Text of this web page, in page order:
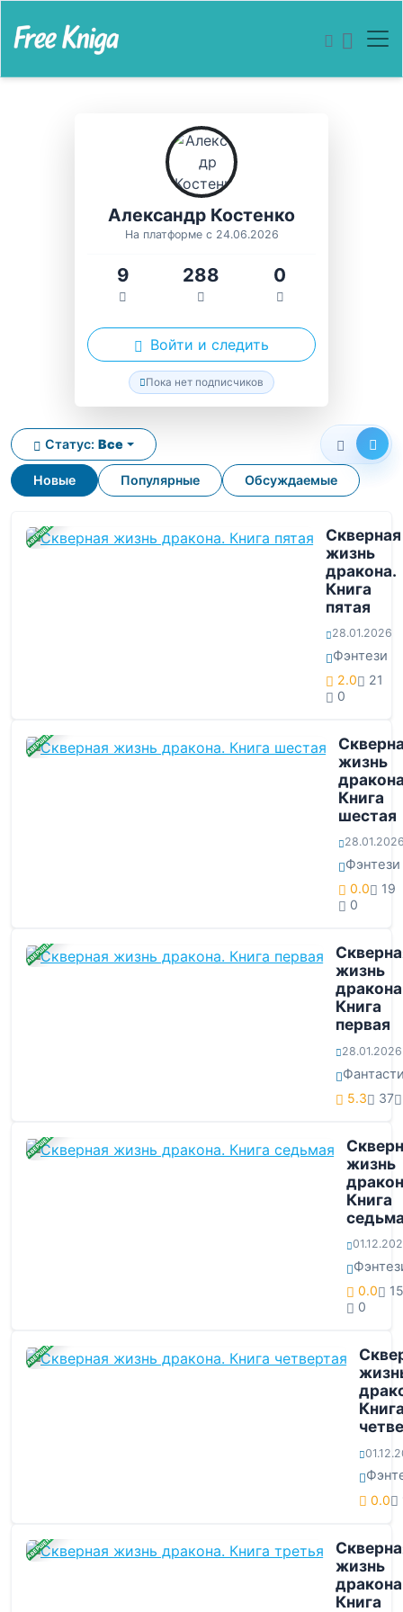
Александр Костенко
На платформе с 24.06.2026
9 288 0
Войти и следить
Пока нет подписчиков
Новые Популярные Обсуждаемые
Статус: Все
ЗАВЕРШЕНА
Скверная
жизнь
дракона.
Книга
пятая
28.01.2026
Фэнтези
2.0
21
0
ЗАВЕРШЕНА
жизнь
Книга
шестая
Фэнтези
0.0
19
0
ЗАВЕРШЕНА
жизнь
Книга
первая
28.01.2026
5.3 37
ЗАВЕРШЕНА
жизнь
Книга
0.0
15
0
ЗАВЕРШЕНА
0.0
ЗАВЕРШЕНА
жизнь
Книга